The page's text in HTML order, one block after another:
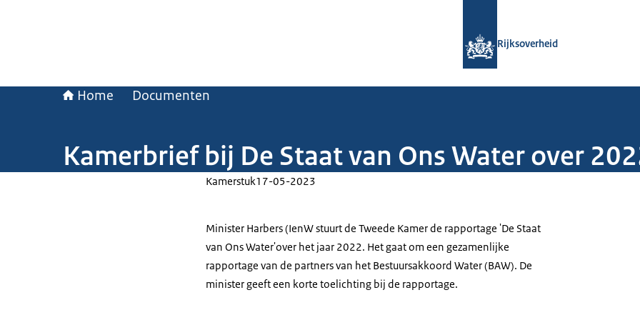
Rijksoverheid
Home Documenten
Kamerbrief bij De Staat van Ons Water over
Kamerstuk17-05-2023
Minister Harbers (IenW stuurt de Tweede Kamer de rapportage 'De Staat
van Ons Water'over het jaar 2022. Het gaat om een gezamenlijke
rapportage van de partners van het Bestuursakkoord Water (BAW). De
minister geeft een korte toelichting bij de rapportage.